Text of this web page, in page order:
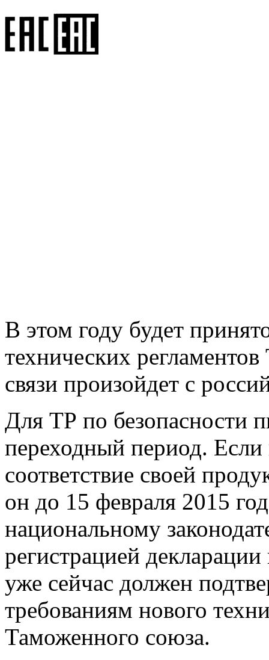
В этом году будет
технических
связи произойдет с
Для ТР по безопасности
переходный период. Если
соответствие своей
он до 15 февраля 2015
национальному
регистрацией
уже сейчас должен
требованиям нового
Таможенного союза.